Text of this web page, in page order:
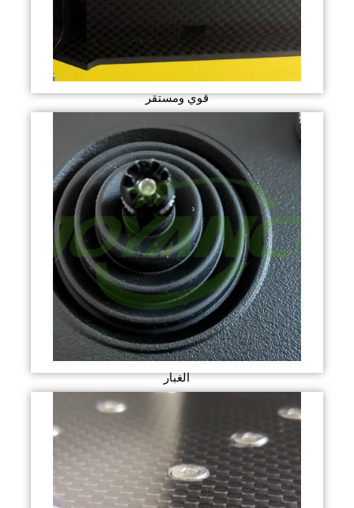
قوي ومستقر
الغبار